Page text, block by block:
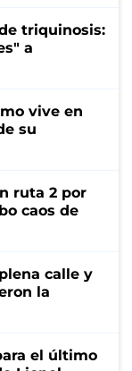
triquinosis:
a
vive en
su
ruta 2 por
caos de
calle y
la
el último